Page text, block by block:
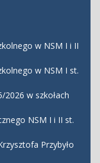
w NSM I i II
w NSM I st.
w szkołach
NSM I i II st.
Przybyło